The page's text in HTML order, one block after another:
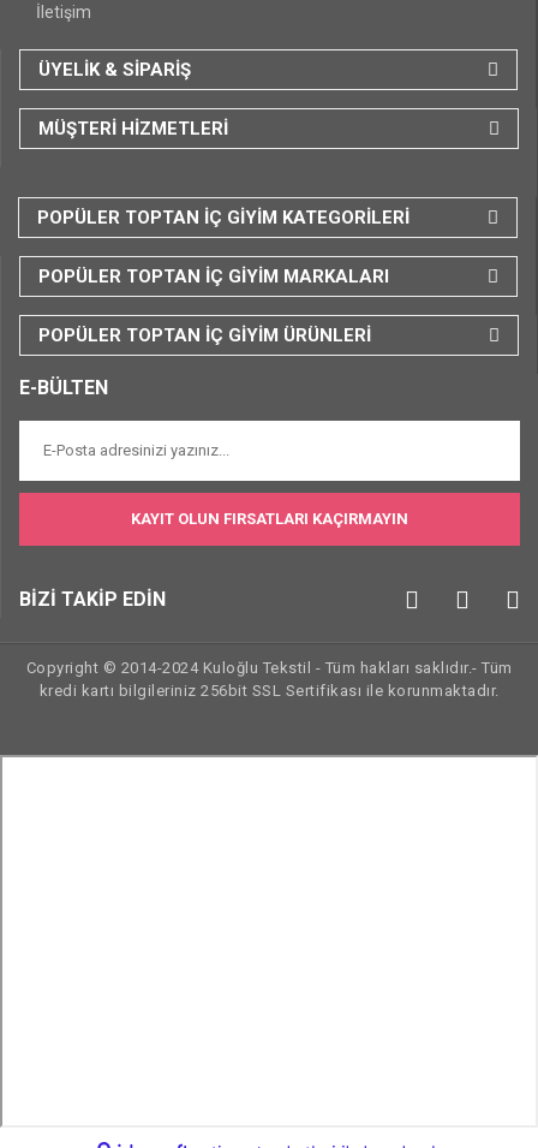
İletişim
ÜYELİK & SİPARİŞ
MÜŞTERİ HİZMETLERİ
POPÜLER TOPTAN İÇ GİYİM KATEGORİLERİ
POPÜLER TOPTAN İÇ GİYİM MARKALARI
POPÜLER TOPTAN İÇ GİYİM ÜRÜNLERİ
E-BÜLTEN
KAYIT OLUN FIRSATLARI KAÇIRMAYIN
BİZİ TAKİP EDİN
Copyright © 2014-2024 Kuloğlu Tekstil - Tüm hakları saklıdır.- Tüm
kredi kartı bilgileriniz 256bit SSL Sertifikası ile korunmaktadır.